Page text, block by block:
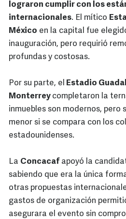
lograron cumplir con los
internacionales. El mítico
México en la capital fue
inauguración, pero requirió
profundas y costosas.
Por su parte, el Estadio
Monterrey completaron la
inmuebles son modernos, pero
menor si se compara con los
estadounidenses.
La Concacaf apoyó la
sabiendo que era la única
otras propuestas
gastos de organización
asegurara el evento sin